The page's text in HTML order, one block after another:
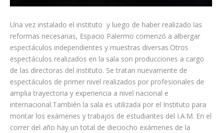
Una vez instalado el instituto y luego de haber realizado las
reformas necesarias, Espacio Palermo comenzó a albergar
espectáculos independientes y muestras diversas.Otros
espectáculos realizados en la sala son producciones a cargo
de las directoras del instituto. Se tratan nuevamente de
espectáculos de primer nivel realizados por profesionales de
amplia trayectoria y experiencia a nivel nacional e
internacional.También la sala es utilizada por el Instituto para
montar los exámenes y trabajos de estudiantes del I.A.M. En el
correr del año hay un total de dieciocho exámenes de la